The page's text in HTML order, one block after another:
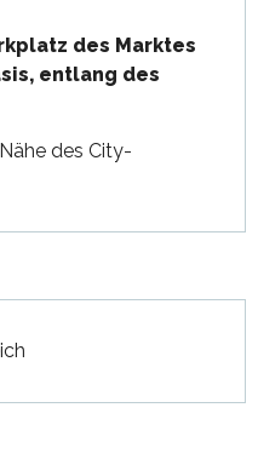
des Marktes
entlang des
des City-